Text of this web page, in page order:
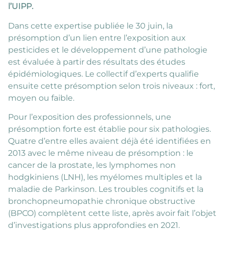
l’UIPP.
Dans cette expertise publiée le 30 juin, la
présomption d’un lien entre l’exposition aux
pesticides et le développement d’une pathologie
est évaluée à partir des résultats des études
épidémiologiques. Le collectif d’experts qualifie
ensuite cette présomption selon trois niveaux : fort,
moyen ou faible.
Pour l’exposition des professionnels, une
présomption forte est établie pour six pathologies.
Quatre d’entre elles avaient déjà été identifiées en
2013 avec le même niveau de présomption : le
cancer de la prostate, les lymphomes non
hodgkiniens (LNH), les myélomes multiples et la
maladie de Parkinson. Les troubles cognitifs et la
bronchopneumopathie chronique obstructive
(BPCO) complètent cette liste, après avoir fait l’objet
d’investigations plus approfondies en 2021.